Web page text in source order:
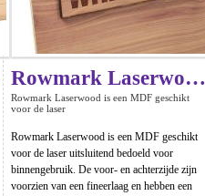
Rowmark Laserwood
Rowmark Laserwood is een MDF geschikt
voor de laser
Rowmark Laserwood is een MDF geschikt
voor de laser uitsluitend bedoeld voor
binnengebruik. De voor- en achterzijde zijn
voorzien van een fineerlaag en hebben een